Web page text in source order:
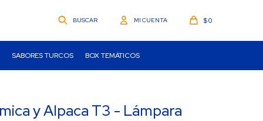
SABORES TURCOS BOX TEMÁTICOS
$0
y Alpaca T3 - Lámpara